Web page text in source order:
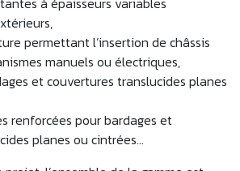
permettant l’insertion de châssis
manuels ou électriques,
et couvertures translucides planes
renforcées pour bardages et
planes ou cintrées…